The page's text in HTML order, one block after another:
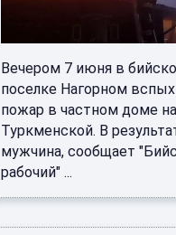
Вечером 7 июня в
поселке Нагорном
пожар в частном доме
Туркменской. В
мужчина, сообщает
рабочий" ...